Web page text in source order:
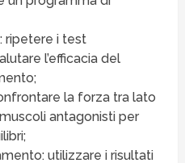
ripetere i test
l’efficacia del
la forza tra lato
antagonisti per
utilizzare i risultati